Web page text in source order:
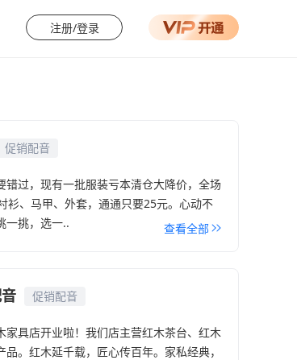
注册/登录
真人发音会员
升级会员
促销配音
错过，现有一批服装亏本清仓大降价，全场
衫、马甲、外套，通通只要25元。心动不
一挑，选一..
查看全部
促销配音
家具店开业啦！我们店主营红木茶台、红木
。红木延千载，匠心传百年。家私经典，